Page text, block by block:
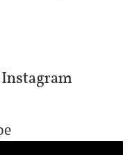
Instagram